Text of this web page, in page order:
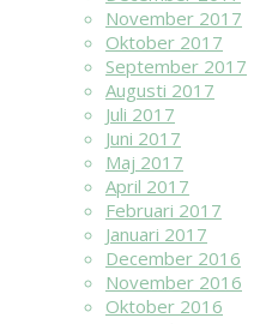
November 2017
Oktober 2017
September 2017
Augusti 2017
Juli 2017
Juni 2017
Maj 2017
April 2017
Februari 2017
Januari 2017
December 2016
November 2016
Oktober 2016